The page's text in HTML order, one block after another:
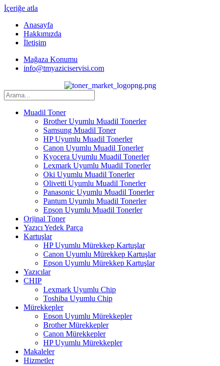
İçeriğe atla
Anasayfa
Hakkımızda
İletişim
Mağaza Konumu
info@tmyaziciservisi.com
Muadil Toner
Brother Uyumlu Muadil Tonerler
Samsung Muadil Toner
HP Uyumlu Muadil Tonerler
Canon Uyumlu Muadil Tonerler
Kyocera Uyumlu Muadil Tonerler
Lexmark Uyumlu Muadil Tonerler
Oki Uyumlu Muadil Tonerler
Olivetti Uyumlu Muadil Tonerler
Panasonic Uyumlu Muadil Tonerler
Pantum Uyumlu Muadil Tonerler
Epson Uyumlu Muadil Tonerler
Orjinal Toner
Yazıcı Yedek Parça
Kartuşlar
HP Uyumlu Mürekkep Kartuşlar
Canon Uyumlu Mürekkep Kartuşlar
Epson Uyumlu Mürekkep Kartuşlar
Yazıcılar
CHIP
Lexmark Uyumlu Chip
Toshiba Uyumlu Chip
Mürekkepler
Epson Uyumlu Mürekkepler
Brother Mürekkepler
Canon Mürekkepler
HP Uyumlu Mürekkepler
Makaleler
Hizmetler